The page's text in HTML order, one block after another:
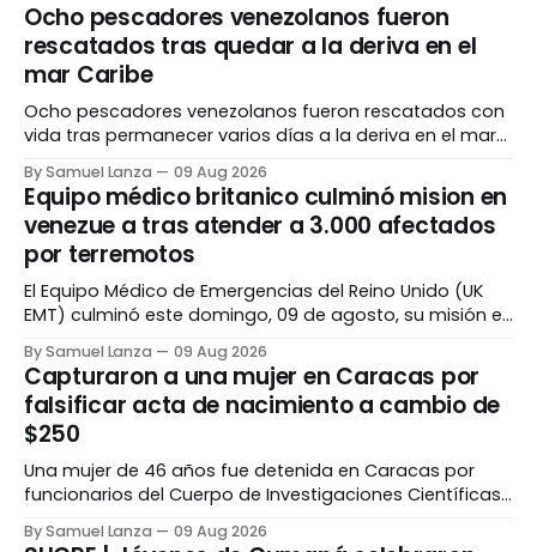
Ocho pescadores venezolanos fueron
rescatados tras quedar a la deriva en el
mar Caribe
Ocho pescadores venezolanos fueron rescatados con
vida tras permanecer varios días a la deriva en el mar
viajaban presentara fallas mecánicas y problemas en
el sistema eléctrico. El operativo se desarrolló a 45
millas náuticas al este de los Cayos Miskitos,
By Samuel Lanza 09 Aug 2026
Equipo médico britanico culminó mision en
venezue a tras atender a 3.000 afectados
por terremotos
El Equipo Médico de Emergencias del Reino Unido (UK
EMT) culminó este domingo, 09 de agosto, su misión en
afectadas por los terremotos del pasado 24 de junio.
Durante seis semanas, el personal médico atendió a
pacientes con distintas condiciones, entre
By Samuel Lanza 09 Aug 2026
Capturaron a una mujer en Caracas por
falsificar acta de nacimiento a cambio de
$250
Una mujer de 46 años fue detenida en Caracas por
funcionarios del Cuerpo de Investigaciones Científicas,
falsificar un acta de nacimiento para modificar la
By Samuel Lanza 09 Aug 2026